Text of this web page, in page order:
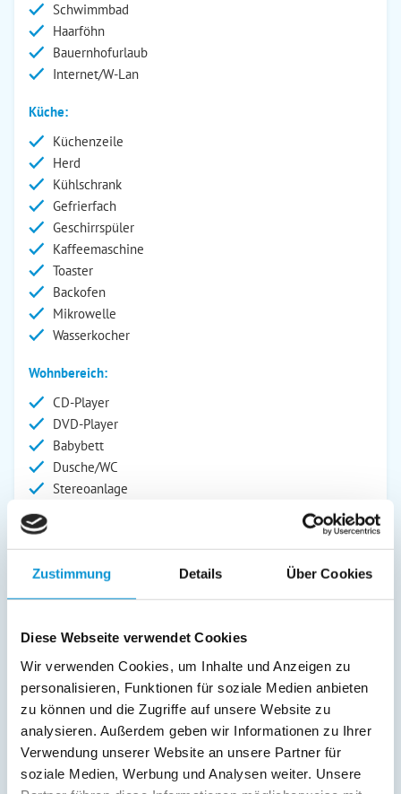
Zustimmung Details Über Cookies
Diese Webseite verwendet Cookies
Wir verwenden Cookies, um Inhalte und Anzeigen zu
personalisieren, Funktionen für soziale Medien anbieten
zu können und die Zugriffe auf unsere Website zu
analysieren. Außerdem geben wir Informationen zu Ihrer
Verwendung unserer Website an unsere Partner für
soziale Medien, Werbung und Analysen weiter. Unsere
Schwimmbad
Haarföhn
Bauernhofurlaub
Internet/W-Lan
Küche:
Küchenzeile
Herd
Kühlschrank
Gefrierfach
Geschirrspüler
Kaffeemaschine
Toaster
Backofen
Mikrowelle
Wasserkocher
Wohnbereich:
CD-Player
DVD-Player
Babybett
Dusche/WC
Stereoanlage
Außenanlage:
Garten/Liegewiese
Gartenstühle
Parkplatz
Grillplatz
Terrasse
Kinderspielplatz
Service: